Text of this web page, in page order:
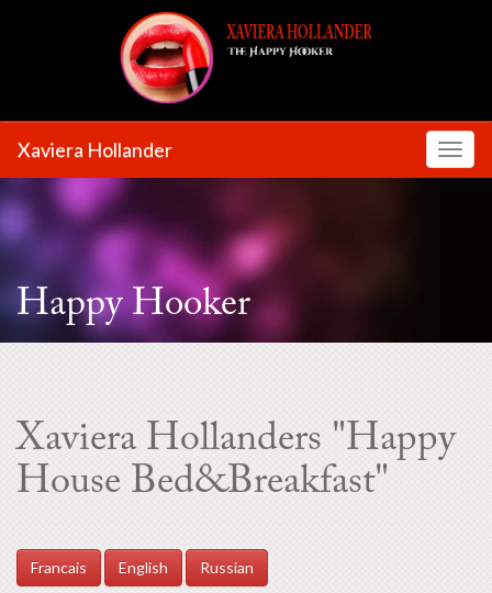
Xaviera Hollander
Happy Hooker
Xaviera Hollanders "Happy
House Bed&Breakfast"
Francais English Russian